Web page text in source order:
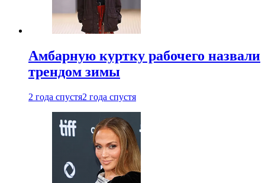
Амбарную куртку рабочего назвали
трендом зимы
2 года спустя2 года спустя